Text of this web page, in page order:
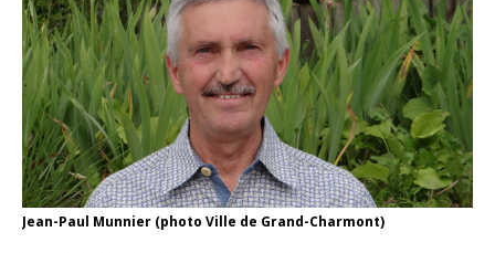
Jean-Paul Munnier (photo Ville de Grand-Charmont)